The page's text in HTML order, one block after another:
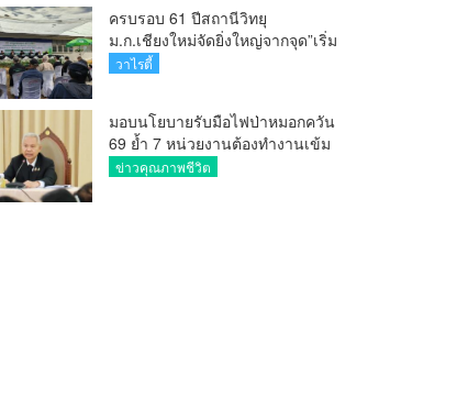
ครบรอบ 61 ปีสถานีวิทยุ
ม.ก.เชียงใหม่จัดยิ่งใหญ่จากจุด”เริ่ม
ต้นจากเสาไม้ไผ่ จนถึงวันที่มี
วาไรตี้
มอบนโยบายรับมือไฟป่าหมอกควัน
69 ย้ำ 7 หน่วยงานต้องทำงานเข้ม
ข้น ชี้ “ผู้ว่า” คีย์แมนสำคัญทำ
ข่าวคุณภาพชีวิต